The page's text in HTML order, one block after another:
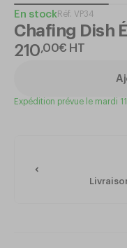
En stockRéf. VP34
Chafing Dish
210,00€ HT
Expédition prévue le mardi